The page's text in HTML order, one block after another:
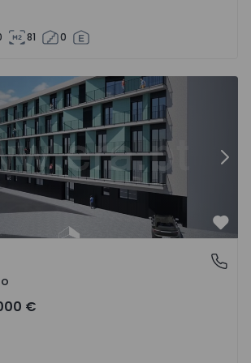
81 0
Paranhos - 1575706 - 8
€